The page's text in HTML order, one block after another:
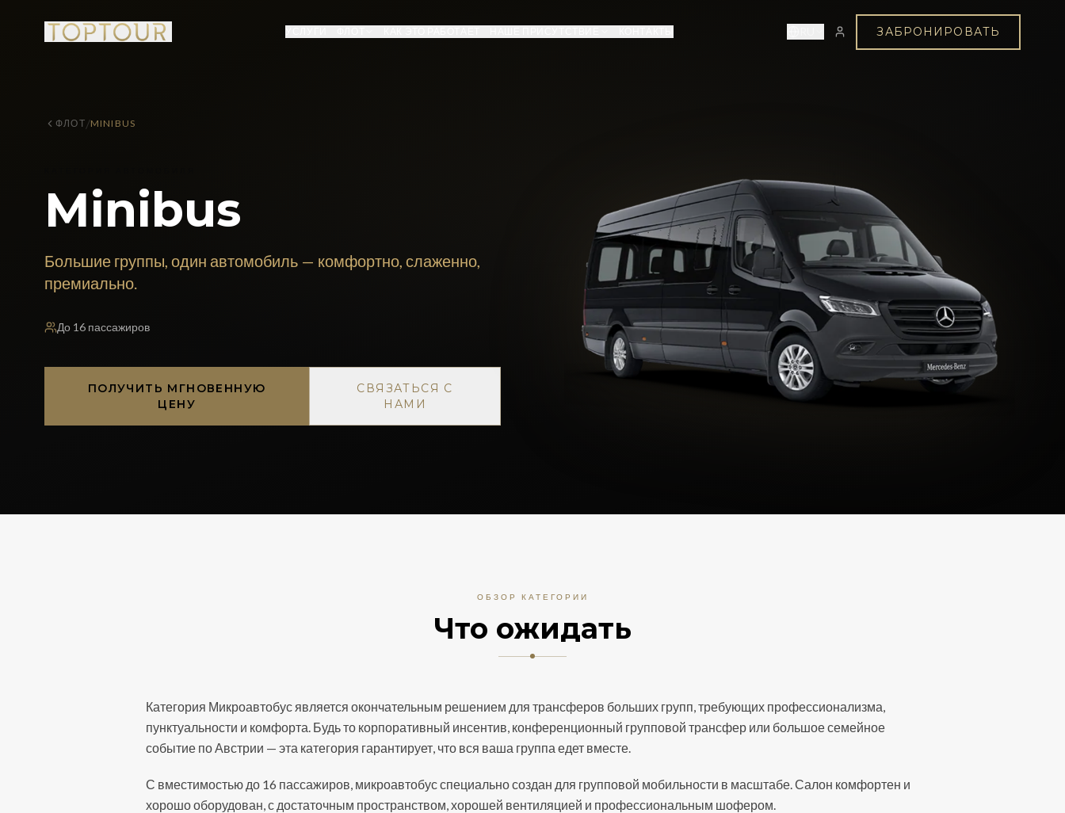
ЗАБРОНИРОВАТЬ
ФЛОТ/MINIBUS
Minibus
Большие группы, один автомобиль — комфортно, слаженно,
премиально.
До 16 пассажиров
ПОЛУЧИТЬ МГНОВЕННУЮ
ЦЕНУ
СВЯЗАТЬСЯ С
НАМИ
ОБЗОР КАТЕГОРИИ
Что ожидать
Категория Микроавтобус является окончательным решением для трансферов больших групп, требующих профессионализма,
пунктуальности и комфорта. Будь то корпоративный инсентив, конференционный групповой трансфер или большое семейное
событие по Австрии — эта категория гарантирует, что вся ваша группа едет вместе.
С вместимостью до 16 пассажиров, микроавтобус специально создан для групповой мобильности в масштабе. Салон комфортен и
хорошо оборудован, с достаточным пространством, хорошей вентиляцией и профессиональным шофером.